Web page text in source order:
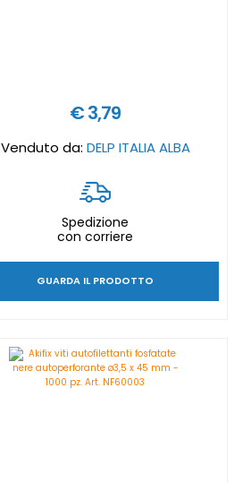
€ 3,79
Venduto da: DELP ITALIA ALBA
Spedizione
con corriere
GUARDA IL PRODOTTO